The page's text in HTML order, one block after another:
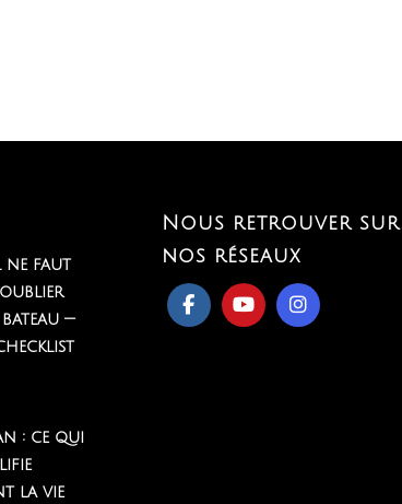
ne faut
oublier
—
: ce qui
la vie
Nous retrouver sur
nos réseaux